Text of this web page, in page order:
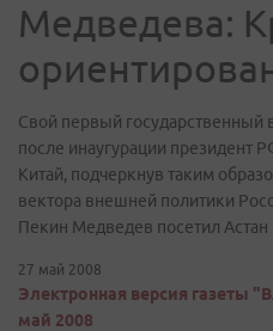
Медведева:
Свой первый государственный
после инаугурации
Китай, подчеркнув таким
вектора внешней политики
Пекин Медведев посетил Астан
27 май 2008
Электронная версия газеты
май 2008